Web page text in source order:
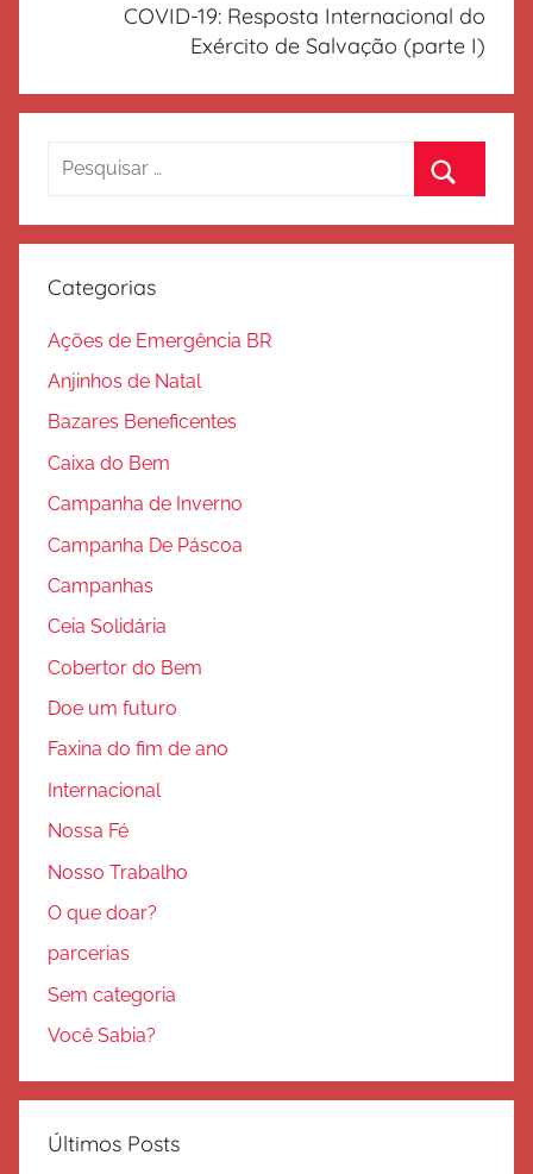
COVID-19: Resposta Internacional do
Exército de Salvação (parte I)
Pesquisar
Categorias
Ações de Emergência BR
Anjinhos de Natal
Bazares Beneficentes
Caixa do Bem
Campanha de Inverno
Campanha De Páscoa
Campanhas
Ceia Solidária
Cobertor do Bem
Doe um futuro
Faxina do fim de ano
Internacional
Nossa Fé
Nosso Trabalho
O que doar?
parcerias
Sem categoria
Você Sabia?
Últimos Posts